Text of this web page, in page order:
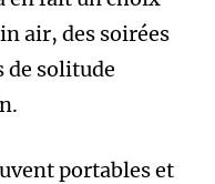
air, des soirées
de solitude
portables et